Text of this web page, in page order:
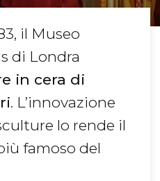
il Museo
di Londra
in cera di
. L’innovazione
lo rende il
famoso del